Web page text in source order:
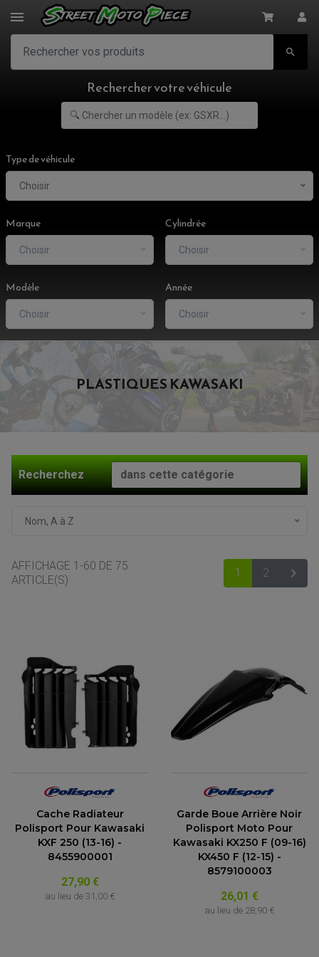
ACCESSOIRES MOTO
COMMANDE RECULE
CLIGNOTANT ADAPTABLE, UNIVERSEL

Rechercher votre véhicule
Type de véhicule
Choisir
Marque
Choisir
Cylindrée
Choisir
Modèle
Choisir
Année
Choisir
PLASTIQUES KAWASAKI
Recherchez
Nom, A à Z
AFFICHAGE 1-60 DE 75
ARTICLE(S)
1 2 
Cache Radiateur
Polisport Pour Kawasaki
KXF 250 (13-16) -
8455900001
27,90 €
au lieu de 31,00 €
Garde Boue Arrière Noir
Polisport Moto Pour
Kawasaki KX250 F (09-16)
KX450 F (12-15) -
8579100003
26,01 €
au lieu de 28,90 €